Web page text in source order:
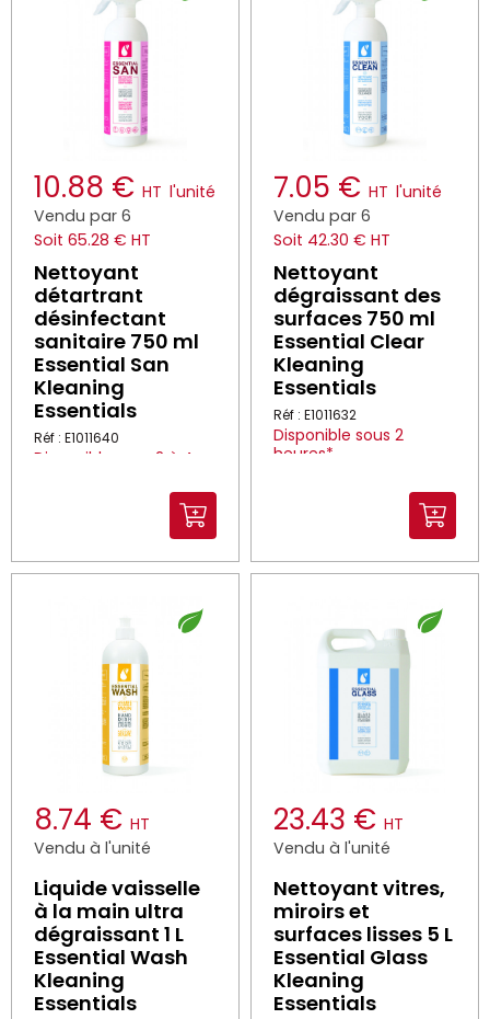
10.88 € HT l'unité
Vendu par 6
Soit 65.28 € HT
Nettoyant
détartrant
désinfectant
sanitaire 750 ml
Essential San
Kleaning
Essentials
Réf : E1011640
Disponible sous 2 à 4
7.05 € HT l'unité
Vendu par 6
Soit 42.30 € HT
Nettoyant
dégraissant des
surfaces 750 ml
Essential Clear
Kleaning
Essentials
Réf : E1011632
Disponible sous 2
heures*
8.74 € HT
Vendu à l'unité
Liquide vaisselle
à la main ultra
dégraissant 1 L
Essential Wash
Kleaning
Essentials
23.43 € HT
Vendu à l'unité
Nettoyant vitres,
miroirs et
surfaces lisses 5 L
Essential Glass
Kleaning
Essentials